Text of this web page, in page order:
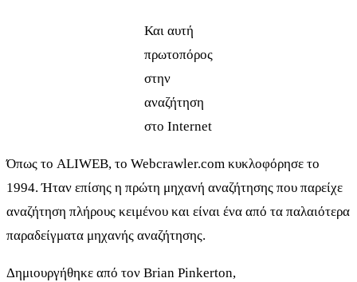
Και αυτή
πρωτοπόρος
στην
αναζήτηση
στο Internet
Όπως το ALIWEB, το Webcrawler.com κυκλοφόρησε το
1994. Ήταν επίσης η πρώτη μηχανή αναζήτησης που παρείχε
αναζήτηση πλήρους κειμένου και είναι ένα από τα παλαιότερα
παραδείγματα μηχανής αναζήτησης.
Δημιουργήθηκε από τον Brian Pinkerton,